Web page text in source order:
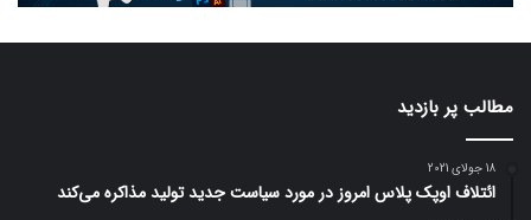
مطالب پر بازدید
18 جولای 2021
ائتلاف اوپک پلاس امروز در مورد سیاست جدید تولید مذاکره می‌کند